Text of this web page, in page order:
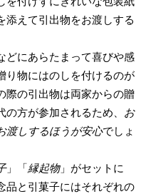
添えて引出物をお渡しする
どにあらたまって喜びや感
り物にはのしを付けるのが
際の引出物は両家からの贈
方が参加されるため、
お
渡しするほうが安心でしょ
」「縁起物」がセットに
品と引菓子にはそれぞれの